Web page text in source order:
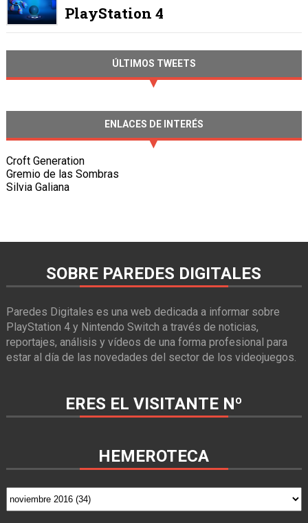
PlayStation 4
ÚLTIMOS TWEETS
ENLACES DE INTERÉS
Croft Generation
Gremio de las Sombras
Silvia Galiana
SOBRE PAREDES DIGITALES
Paredes Digitales es una web dedicada a informar sobre
PlayStation 4 y Nintendo Switch a través de noticias,
reportajes, análisis y vídeos de una forma profesional para
estar al día de las novedades del sector de los videojuegos.
ERES EL VISITANTE Nº
HEMEROTECA